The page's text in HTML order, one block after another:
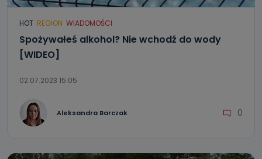
HOT REGION WIADOMOŚCI
Spożywałeś alkohol? Nie wchodź do wody
[WIDEO]
02.07.2023 15:05
Aleksandra Barczak 0